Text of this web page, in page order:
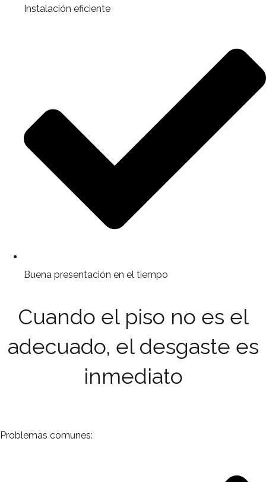
Instalación eficiente
Buena presentación en el tiempo
Cuando el piso no es el
adecuado, el desgaste es
inmediato
Problemas comunes: